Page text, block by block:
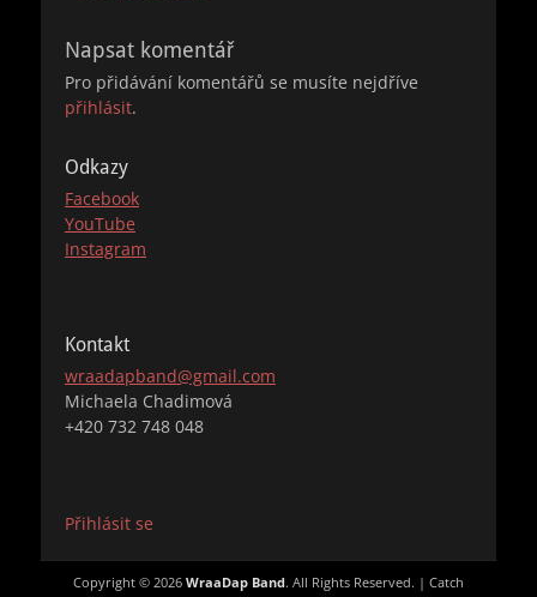
Napsat komentář
Pro přidávání komentářů se musíte nejdříve
přihlásit.
Odkazy
Facebook
YouTube
Instagram
Kontakt
wraadapband@gmail.com
Michaela Chadimová
+420 732 748 048
Přihlásit se
Copyright © 2026 WraaDap Band. All Rights Reserved. | Catch